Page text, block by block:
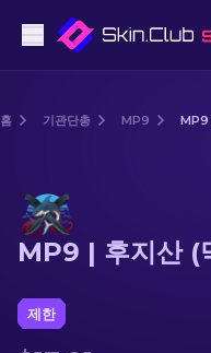
돌격소총
저격소총
홈 기관단총 MP9 MP9
MP9 | 후지산 (
제한